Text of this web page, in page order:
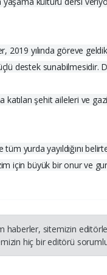
2019 yılında göreve
destek sunabilmesidir.
katılan şehit aileleri ve
yurda yayıldığını
için büyük bir onur ve
haberler, sitemizin
hiç bir editörü